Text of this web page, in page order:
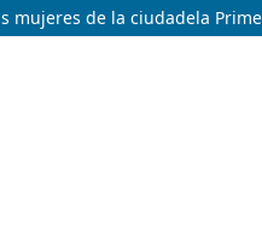
de la ciudadela